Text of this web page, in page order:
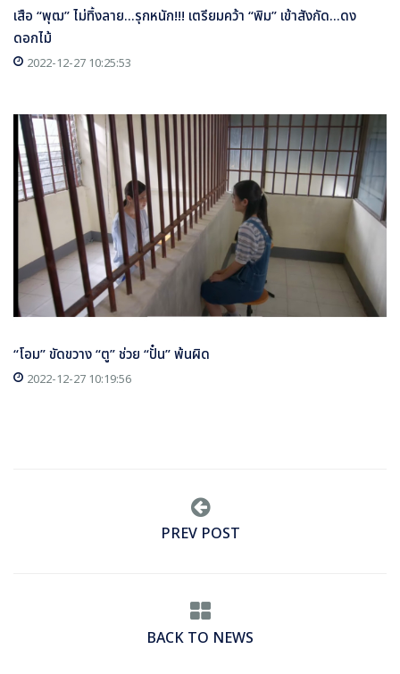
เสือ “พุฒ” ไม่ทิ้งลาย...รุกหนัก!!! เตรียมคว้า “พิม” เข้าสังกัด...ดง
ดอกไม้
2022-12-27 10:25:53
“โอม” ขัดขวาง “ตู” ช่วย “ปั๋น” พ้นผิด
2022-12-27 10:19:56
PREV POST
BACK TO NEWS